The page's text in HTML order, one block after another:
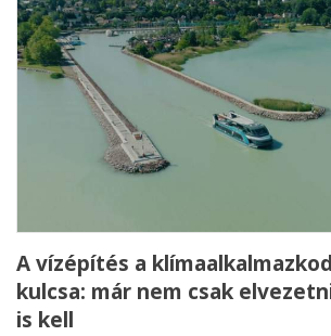
A vízépítés a
kulcsa: már nem csak
is kell